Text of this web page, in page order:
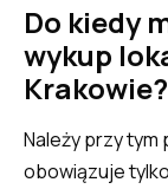
Do kiedy
wykup
Krakowie?
Należy przy tym
obowiązuje